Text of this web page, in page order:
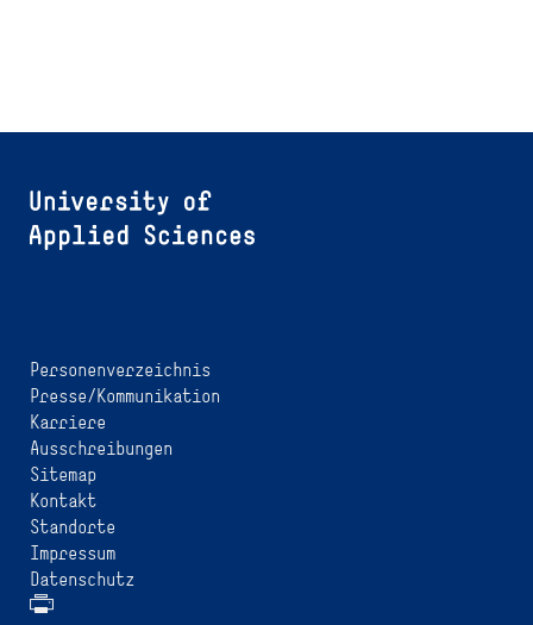
Personenverzeichnis
Presse/Kommunikation
Karriere
Ausschreibungen
Sitemap
Kontakt
Standorte
Impressum
Datenschutz